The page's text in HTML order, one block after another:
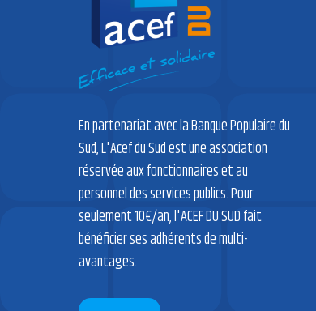
En partenariat avec la Banque Populaire du
Sud, L'Acef du Sud est une association
réservée aux fonctionnaires et au
personnel des services publics. Pour
seulement 10€/an, l'ACEF DU SUD fait
bénéficier ses adhérents de multi-
avantages.